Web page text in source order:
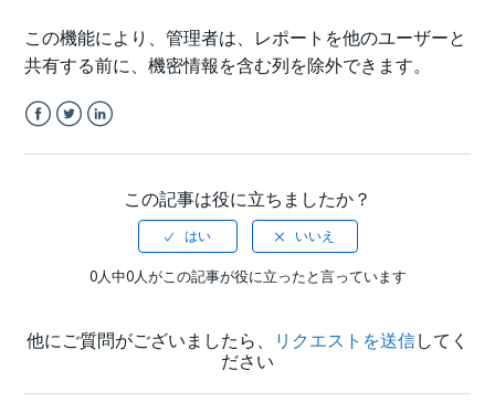
この機能により、管理者は、レポートを他のユーザーと
共有する前に、機密情報を含む列を除外できます。
この記事は役に立ちましたか？
0人中0人がこの記事が役に立ったと言っています
他にご質問がございましたら、 リクエストを送信してく
ださい